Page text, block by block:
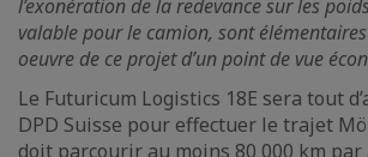
l’exonération de la redevance sur les
valable pour le camion, sont
oeuvre de ce projet d’un point de vue
Le Futuricum Logistics 18E sera tout
DPD Suisse pour effectuer le trajet
doit parcourir au moins 80 000 km par